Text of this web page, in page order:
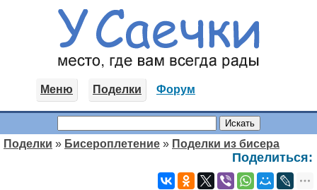
Меню Поделки Форум
Поделки » Бисероплетение » Поделки из бисера
Поделиться: